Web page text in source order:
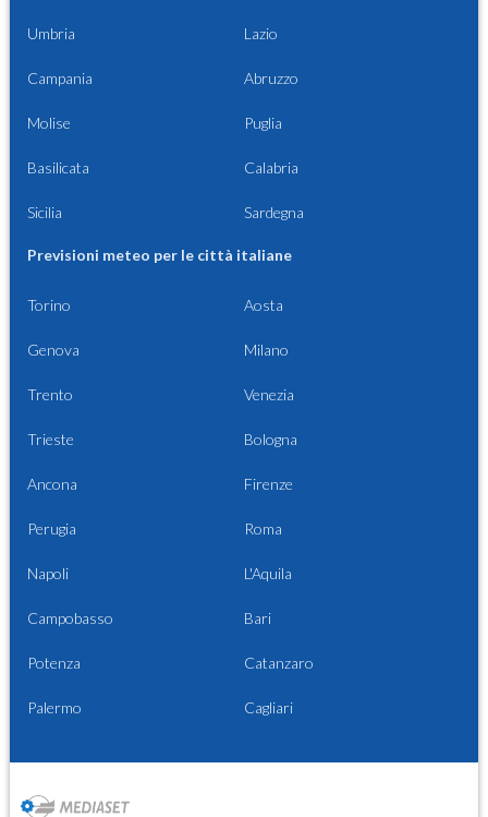
Umbria Lazio
Campania Abruzzo
Molise Puglia
Basilicata Calabria
Sicilia Sardegna
Previsioni meteo per le città italiane
Torino Aosta
Genova Milano
Trento Venezia
Trieste Bologna
Ancona Firenze
Perugia Roma
Napoli L'Aquila
Campobasso Bari
Potenza Catanzaro
Palermo Cagliari